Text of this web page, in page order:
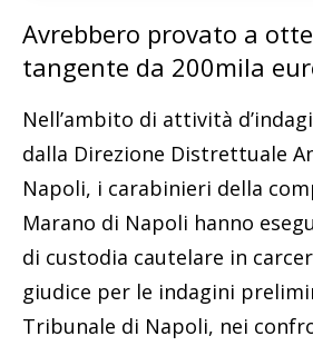
Avrebbero provato a
tangente da 200mila
Nell’ambito di attività
dalla Direzione Distrettuale
Napoli, i carabinieri della
Marano di Napoli hanno
di custodia cautelare in
giudice per le indagini
Tribunale di Napoli, nei